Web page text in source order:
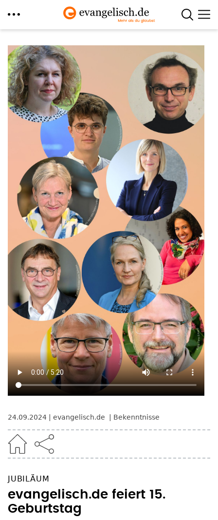
zum
Inhalt
24.09.2024 evangelisch.de Bekenntnisse
JUBILÄUM
evangelisch.de feiert 15.
Geburtstag